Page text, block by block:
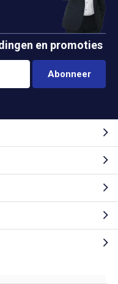
en promoties
Abonneer